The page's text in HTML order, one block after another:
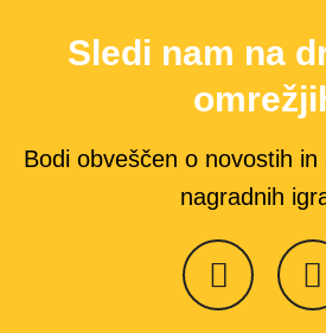
Sledi nam na
Bodi obveščen o novostih
nagradnih